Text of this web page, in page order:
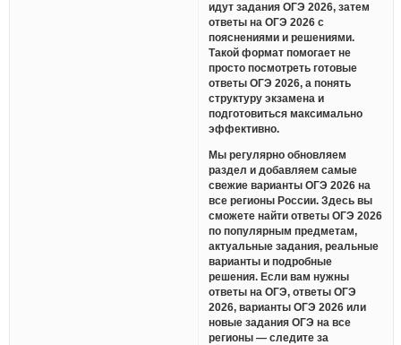
идут задания ОГЭ 2026, затем
ответы на ОГЭ 2026 с
пояснениями и решениями.
Такой формат помогает не
просто посмотреть готовые
ответы ОГЭ 2026, а понять
структуру экзамена и
подготовиться максимально
эффективно.
Мы регулярно обновляем
раздел и добавляем самые
свежие варианты ОГЭ 2026 на
все регионы России. Здесь вы
сможете найти ответы ОГЭ 2026
по популярным предметам,
актуальные задания, реальные
варианты и подробные
решения. Если вам нужны
ответы на ОГЭ, ответы ОГЭ
2026, варианты ОГЭ 2026 или
новые задания ОГЭ на все
регионы — следите за